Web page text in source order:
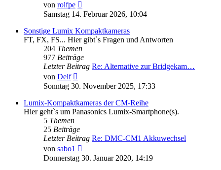
von rolfpe
Beitrag
Samstag 14. Februar 2026, 10:04
Sonstige Lumix Kompaktkameras
FT, FX, FS... Hier gibt`s Fragen und Antworten
204 Themen
977 Beiträge
Letzter Beitrag Re: Alternative zur Bridgekam…
von Delf
Beitrag
Sonntag 30. November 2025, 17:33
Lumix-Kompaktkameras der CM-Reihe
Hier geht`s um Panasonics Lumix-Smartphone(s).
5 Themen
25 Beiträge
Letzter Beitrag Re: DMC-CM1 Akkuwechsel
von sabo1
Beitrag
Donnerstag 30. Januar 2020, 14:19